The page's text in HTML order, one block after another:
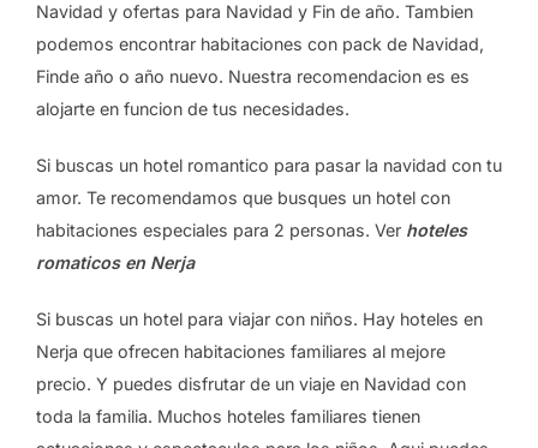
Navidad y ofertas para Navidad y Fin de año. Tambien
podemos encontrar habitaciones con pack de Navidad,
Finde año o año nuevo. Nuestra recomendacion es es
alojarte en funcion de tus necesidades.
Si buscas un hotel romantico para pasar la navidad con tu
amor. Te recomendamos que busques un hotel con
habitaciones especiales para 2 personas. Ver hoteles
romaticos en Nerja
Si buscas un hotel para viajar con niños. Hay hoteles en
Nerja que ofrecen habitaciones familiares al mejore
precio. Y puedes disfrutar de un viaje en Navidad con
toda la familia. Muchos hoteles familiares tienen